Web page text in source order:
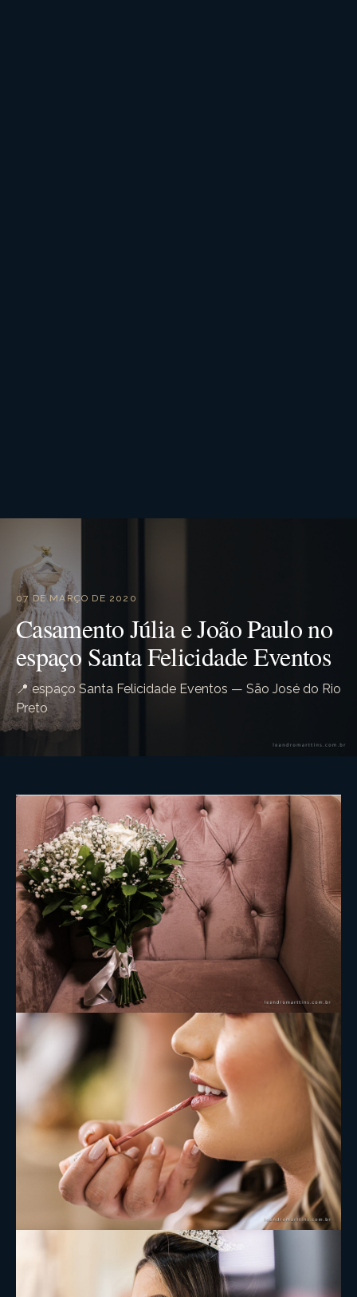
07 DE MARÇO DE 2020
Casamento Júlia e João Paulo no
espaço Santa Felicidade Eventos
📍 espaço Santa Felicidade Eventos — São José do Rio
Preto